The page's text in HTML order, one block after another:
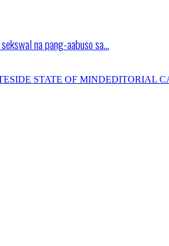
na pang-aabuso sa…
STATE OF MINDEDITORIAL